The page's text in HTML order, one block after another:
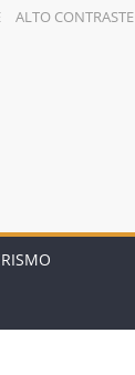
ALTO CONTRASTE